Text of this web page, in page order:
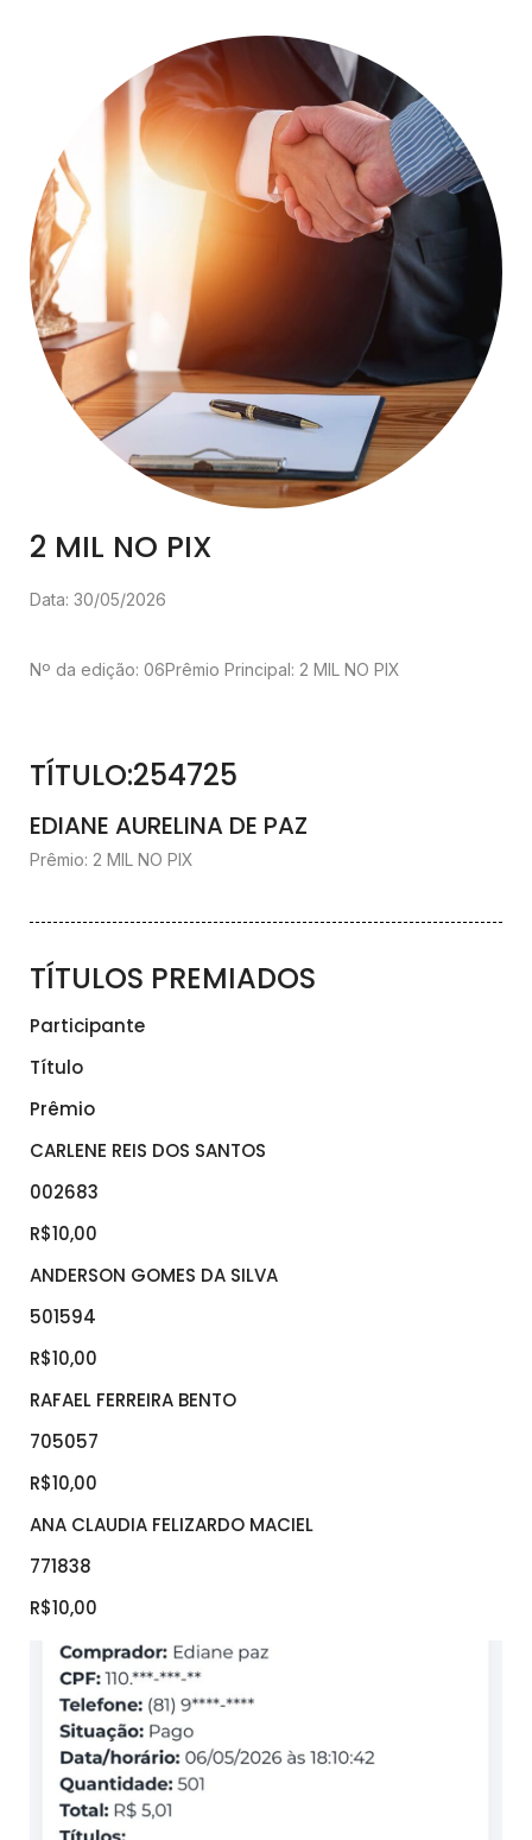
2 MIL NO PIX
Data: 30/05/2026
Nº da edição: 06Prêmio Principal: 2 MIL NO PIX
TÍTULO:254725
EDIANE AURELINA DE PAZ
Prêmio: 2 MIL NO PIX
TÍTULOS PREMIADOS
Participante
Título
Prêmio
CARLENE REIS DOS SANTOS
002683
R$10,00
ANDERSON GOMES DA SILVA
501594
R$10,00
RAFAEL FERREIRA BENTO
705057
R$10,00
ANA CLAUDIA FELIZARDO MACIEL
771838
R$10,00